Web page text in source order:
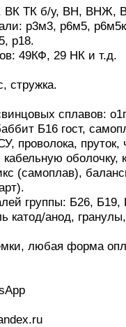
ВК ТК б/у, ВН,
р3м3, р6м5,
р18.
49КФ, 29 НК и т.д.
стружка.
сплавов:
Б16 гост,
проволока,
оболочку,
(самоплав),
группы: Б26,
катод/анод,
любая форма